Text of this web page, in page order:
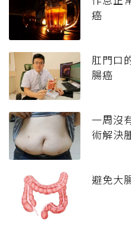
癌
肛門口
腸癌
一周沒
術解決
避免大